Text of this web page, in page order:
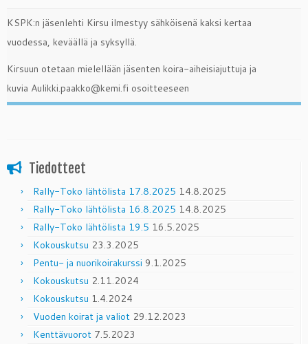
KSPK:n jäsenlehti Kirsu ilmestyy sähköisenä kaksi kertaa
vuodessa, keväällä ja syksyllä.
Kirsuun otetaan mielellään jäsenten koira-aiheisiajuttuja ja
kuvia Aulikki.paakko@kemi.fi osoitteeseen
Tiedotteet
Rally-Toko lähtölista 17.8.2025 14.8.2025
Rally-Toko lähtölista 16.8.2025 14.8.2025
Rally-Toko lähtölista 19.5 16.5.2025
Kokouskutsu 23.3.2025
Pentu- ja nuorikoirakurssi 9.1.2025
Kokouskutsu 2.11.2024
Kokouskutsu 1.4.2024
Vuoden koirat ja valiot 29.12.2023
Kenttävuorot 7.5.2023